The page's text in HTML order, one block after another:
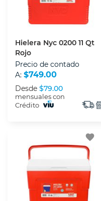
Hielera Nyc 0200 11 Qt
Rojo
Precio de contado
A: $749.00
Desde $79.00
mensuales con
Crédito
favorite